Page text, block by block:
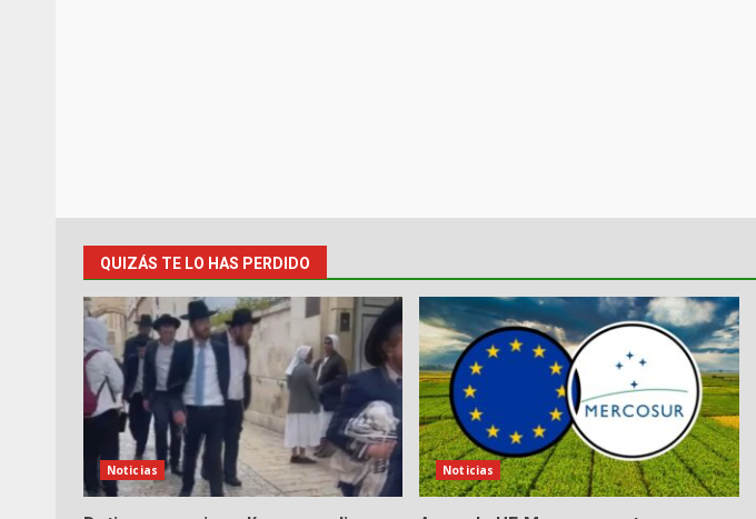
QUIZÁS TE LO HAS PERDIDO
Noticias Noticias